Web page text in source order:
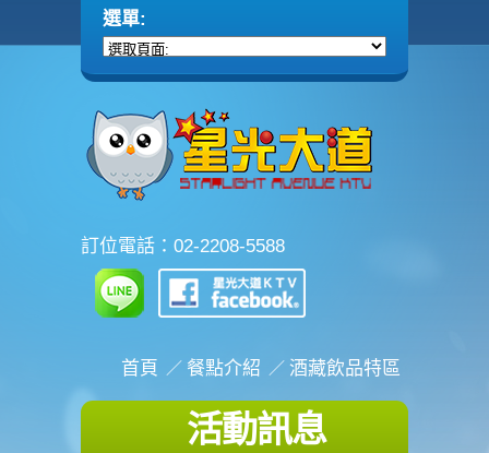
訂位電話：02-2208-5588
首頁 餐點介紹 酒藏飲品特區
活動訊息